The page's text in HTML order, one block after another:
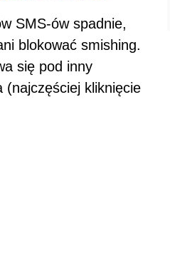
SMS-ów spadnie,
blokować smishing.
się pod inny
(najczęściej kliknięcie